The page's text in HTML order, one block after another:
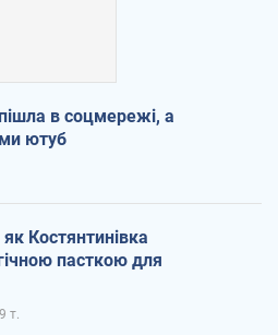
в соцмережі, а
ютуб
Костянтинівка
пасткою для
т.